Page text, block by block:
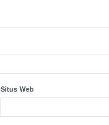
Situs Web